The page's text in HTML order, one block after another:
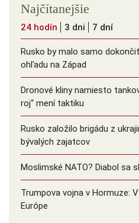
Najčítanejšie
24 hodín 3 dni 7 dní
Rusko by malo samo
ohľadu na Západ
Dronové kliny namiesto
roj“ mení taktiku
Rusko založilo brigádu z
bývalých zajatcov
Moslimské NATO? Diabol sa
Trumpova vojna v Hormuze:
Európe